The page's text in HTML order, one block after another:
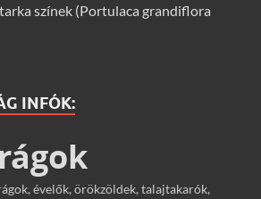
színek (Portulaca grandiflora
INFÓK:
évelők, örökzöldek, talajtakarók,